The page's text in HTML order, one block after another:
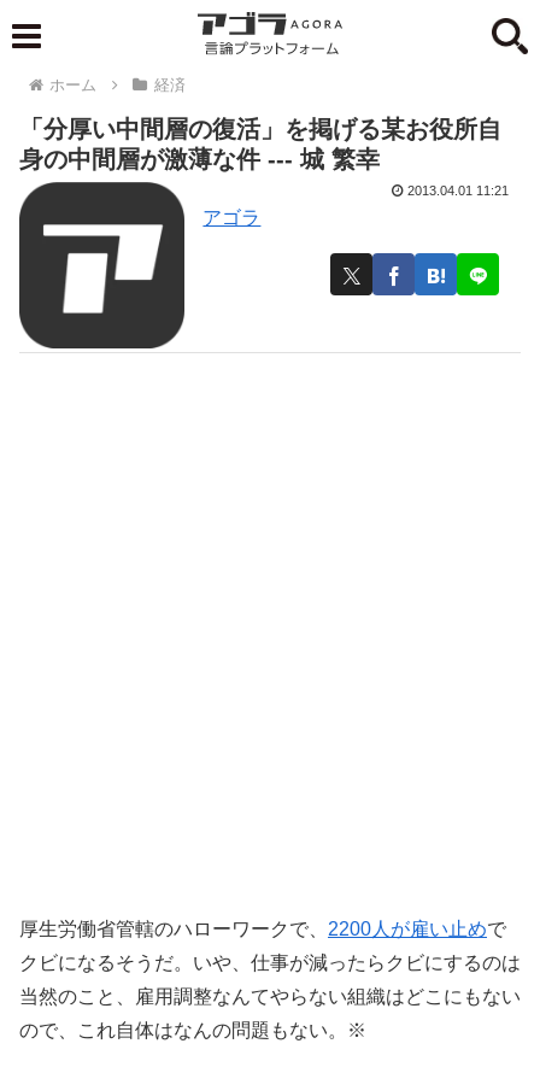
ホーム 経済
「分厚い中間層の復活」を掲げる某お役所自
身の中間層が激薄な件 --- 城 繁幸
アゴラ
2013.04.01 11:21
厚生労働省管轄のハローワークで、 2200人が雇い止めで
クビになるそうだ。いや、仕事が減ったらクビにするのは
当然のこと、雇用調整なんてやらない組織はどこにもない
ので、これ自体はなんの問題もない。※